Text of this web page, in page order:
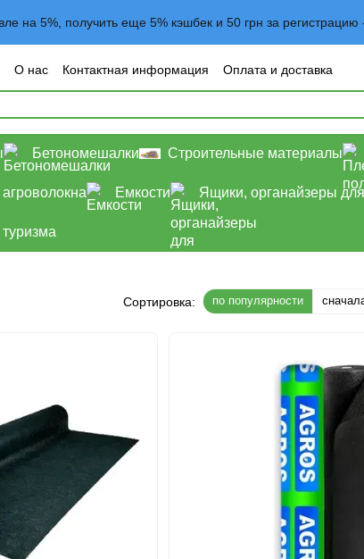
на 5%, получить еще 5% кэшбек и 50 грн за
О нас Контактная информация
Оплата и доставка
соглашение Договор оферта Блог
Бетономешалки Строительные материалы
Емкости Ящики, органайзеры
Сортировка: по популярности